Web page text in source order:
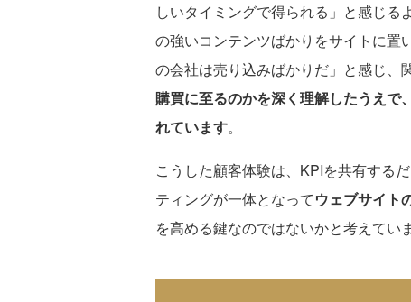
しいタイミングで得られる」と感じ
の強いコンテンツばかりをサイトに置
の会社は売り込みばかりだ」と感じ、
購買に至るのかを深く理解したうえで
れています。
こうした顧客体験は、KPIを共有する
ティングが一体となってウェブサイト
を高める鍵なのではないかと考えていま